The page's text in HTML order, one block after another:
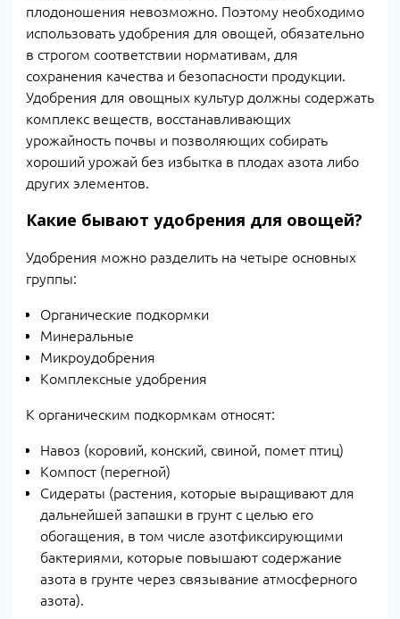
плодоношения невозможно. Поэтому необходимо
использовать удобрения для овощей, обязательно
в строгом соответствии нормативам, для
сохранения качества и безопасности продукции.
Удобрения для овощных культур должны содержать
комплекс веществ, восстанавливающих
урожайность почвы и позволяющих собирать
хороший урожай без избытка в плодах азота либо
других элементов.
Какие бывают удобрения для овощей?
Удобрения можно разделить на четыре основных
группы:
Органические подкормки
Минеральные
Микроудобрения
Комплексные удобрения
К органическим подкормкам относят:
Навоз (коровий, конский, свиной, помет птиц)
Компост (перегной)
Сидераты (растения, которые выращивают для
дальнейшей запашки в грунт с целью его
обогащения, в том числе азотфиксирующими
бактериями, которые повышают содержание
азота в грунте через связывание атмосферного
азота).